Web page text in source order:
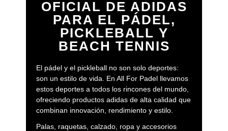
OFICIAL DE ADIDAS
PARA EL PÁDEL,
PICKLEBALL Y
BEACH TENNIS
El pádel y el pickleball no son solo deportes:
son un estilo de vida. En All For Padel llevamos
estos deportes a todos los rincones del mundo,
ofreciendo productos adidas de alta calidad que
combinan innovación, rendimiento y estilo.
Palas, raquetas, calzado, ropa y accesorios